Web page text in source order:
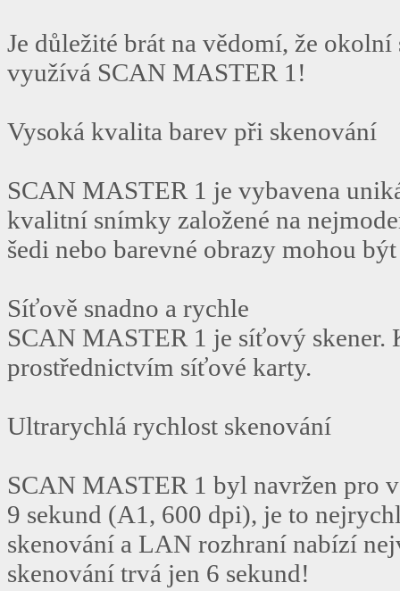
Je důležité brát na vědomí, že
využívá SCAN MASTER 1!
Vysoká kvalita barev při skenování
SCAN MASTER 1 je vybavena
kvalitní snímky založené na
šedi nebo barevné obrazy mohou
Síťově snadno a rychle
SCAN MASTER 1 je síťový skener.
prostřednictvím síťové karty.
Ultrarychlá rychlost skenování
SCAN MASTER 1 byl navržen pro
9 sekund (A1, 600 dpi), je to
skenování a LAN rozhraní nabízí
skenování trvá jen 6 sekund!